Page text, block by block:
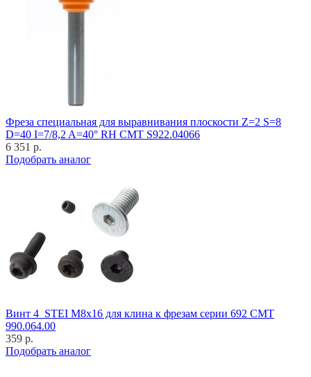
Фреза специальная для выравнивания плоскости Z=2 S=8
D=40 I=7/8,2 A=40° RH CMT S922.04066
6 351 р.
Подобрать аналог
Винт 4_STEI M8x16 для клина к фрезам серии 692 CMT
990.064.00
359 р.
Подобрать аналог